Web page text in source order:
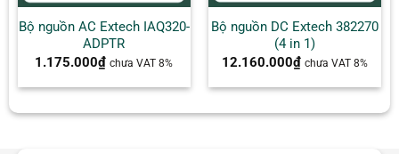
Bộ nguồn AC Extech IAQ320-
ADPTR
1.175.000₫ chưa VAT 8%
Bộ nguồn DC Extech 382270
(4 in 1)
12.160.000₫ chưa VAT 8%